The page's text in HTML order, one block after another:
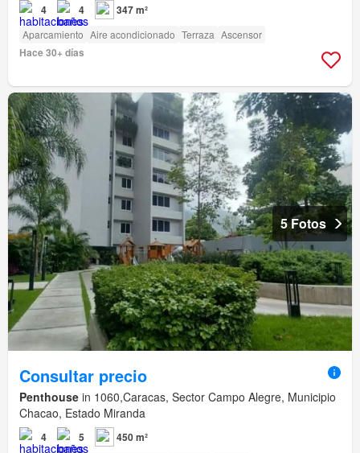
4 4 347 m²
Aparcamiento Aire acondicionado Terraza Ascensor
Hace 30+ días
5 Fotos
Consultar precio
Penthouse in 1060,Caracas, Sector Campo Alegre, Municipio
Chacao, Estado Miranda
4 5 450 m²